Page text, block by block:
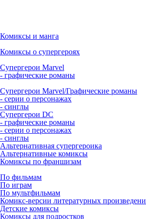
Комиксы и манга
Комиксы о супергероях
Супергерои Marvel
- графические романы
Супергерои Marvel/Графические романы
- серии о персонажах
- синглы
Супергерои DC
- графические романы
- серии о персонажах
- синглы
Альтернативная супергероика
Альтернативные комиксы
Комиксы по франшизам
По фильмам
По играм
По мультфильмам
Комикс-версии литературных
Детские комиксы
Комиксы для подростков